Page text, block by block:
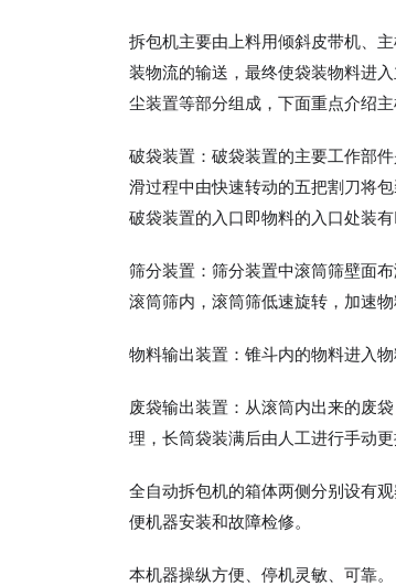
拆包机主要由上料用倾斜皮带机、
装物流的输送，最终使袋装物料进
尘装置等部分组成，下面重点介绍
破袋装置：破袋装置的主要工作部
滑过程中由快速转动的五把割刀将
破袋装置的入口即物料的入口处装
筛分装置：筛分装置中滚筒筛壁面
滚筒筛内，滚筒筛低速旋转，加速
物料输出装置：锥斗内的物料进入
废袋输出装置：从滚筒内出来的废
理，长筒袋装满后由人工进行手动更
全自动拆包机的箱体两侧分别设有
便机器安装和故障检修。
本机器操纵方便、停机灵敏、可靠。